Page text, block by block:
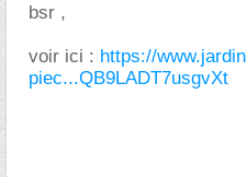
bsr ,
voir ici : https://
piec...QB9LADT7usgvXt